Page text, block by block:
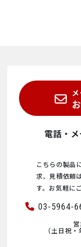
電話・
こちらの製品
求、見積依頼
す。お気軽に
03-5964-
（土日祝